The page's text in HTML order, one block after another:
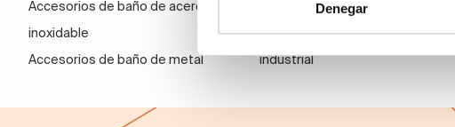
Denegar
Accesorios de baño de acero
inoxidable
Accesorios de baño de metal
Accesorios de baño de diseño
Accesorios de baño de estilo
industrial